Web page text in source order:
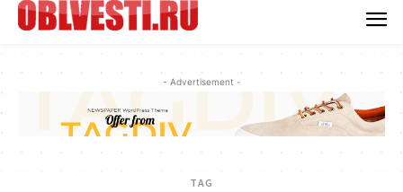
- Advertisement -
TAG